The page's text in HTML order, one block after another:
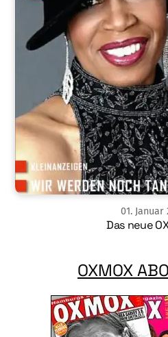
01. Januar
Das neue
OXMOX